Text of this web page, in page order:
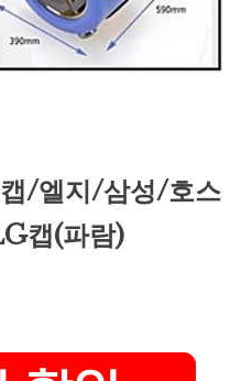
/엘지/삼성/호스
캡(파람)